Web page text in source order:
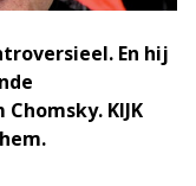
En hij
KIJK